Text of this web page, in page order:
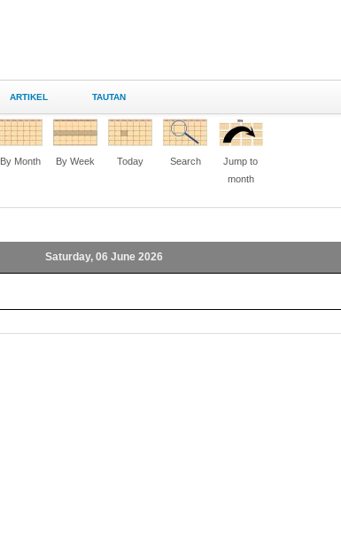
ARTIKEL TAUTAN
By Month By Week Today Search
Jump to
month
Saturday, 06 June 2026